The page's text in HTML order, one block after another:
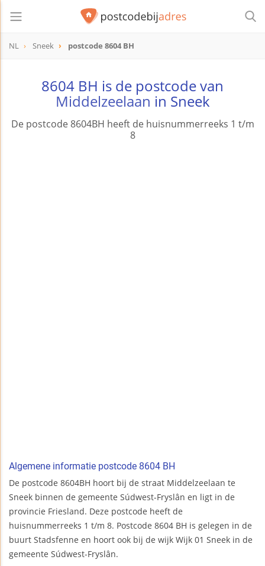
NL Sneek postcode 8604 BH
8604 BH is de postcode van
Middelzeelaan in Sneek
De postcode 8604BH heeft de huisnummerreeks 1 t/m
8
Algemene informatie postcode 8604 BH
De postcode 8604BH hoort bij de straat Middelzeelaan te
Sneek binnen de gemeente Súdwest-Fryslân en ligt in de
provincie Friesland. Deze postcode heeft de
huisnummerreeks 1 t/m 8. Postcode 8604 BH is gelegen in de
buurt Stadsfenne en hoort ook bij de wijk Wijk 01 Sneek in de
gemeente Súdwest-Fryslân.